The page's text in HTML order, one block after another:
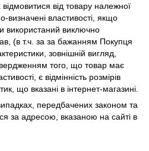
від товару належної
визначені властивості, якщо
використаний виключно
(в т.ч. за за бажанням Покупця
зовнішній вигляд,
того, що товар має
є відмінність розмірів
що вказані в інтернет-магазині.
передбачених законом та
за адресою, вказаною на сайті в